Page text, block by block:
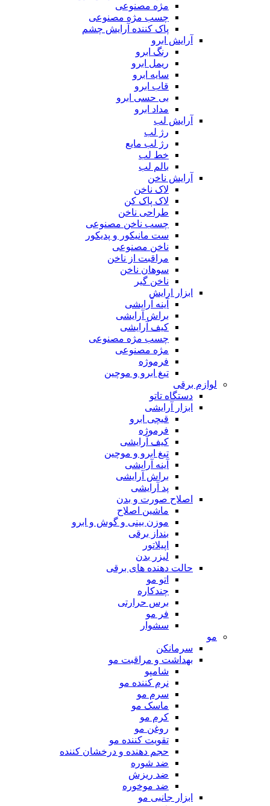
مژه مصنوعی
چسب مژه مصنوعی
پاک کننده آرایش چشم
آرایش ابرو
رنگ ابرو
ریمل ابرو
سایه ابرو
قاب ابرو
بی حسی ابرو
مداد ابرو
آرایش لب
رژ لب
رژ لب مایع
خط لب
بالم لب
آرایش ناخن
لاک ناخن
لاک پاک کن
طراحی ناخن
چسب ناخن مصنوعی
ست مانیکور و پدیکور
ناخن مصنوعی
مراقبت از ناخن
سوهان ناخن
ناخن گیر
ابزار ارایش
آینه آرایشی
براش آرایشی
کیف آرایشی
چسب مژه مصنوعی
مژه مصنوعی
فرموژه
تیغ ابرو و موچین
لوازم برقی
دستگاه تاتو
ابزار آرایشی
قیچی ابرو
فرموژه
کیف آرایشی
تیغ ابرو و موچین
آینه آرایشی
براش آرایشی
پد آرایشی
اصلاح صورت و بدن
ماشین اصلاح
موزن بینی و گوش و ابرو
بنداز برقی
اپیلاتور
لیزر بدن
حالت دهنده های برقی
اتو مو
چندکاره
برس حرارتی
فر مو
سشوار
مو
سرمانکن
بهداشت و مراقبت مو
شامپو
نرم کننده مو
سرم مو
ماسک مو
کرم مو
روغن مو
تقویت کننده مو
حجم دهنده و درخشان کننده
ضد شوره
ضد ریزش
ضد موخوره
ابزار جانبی مو